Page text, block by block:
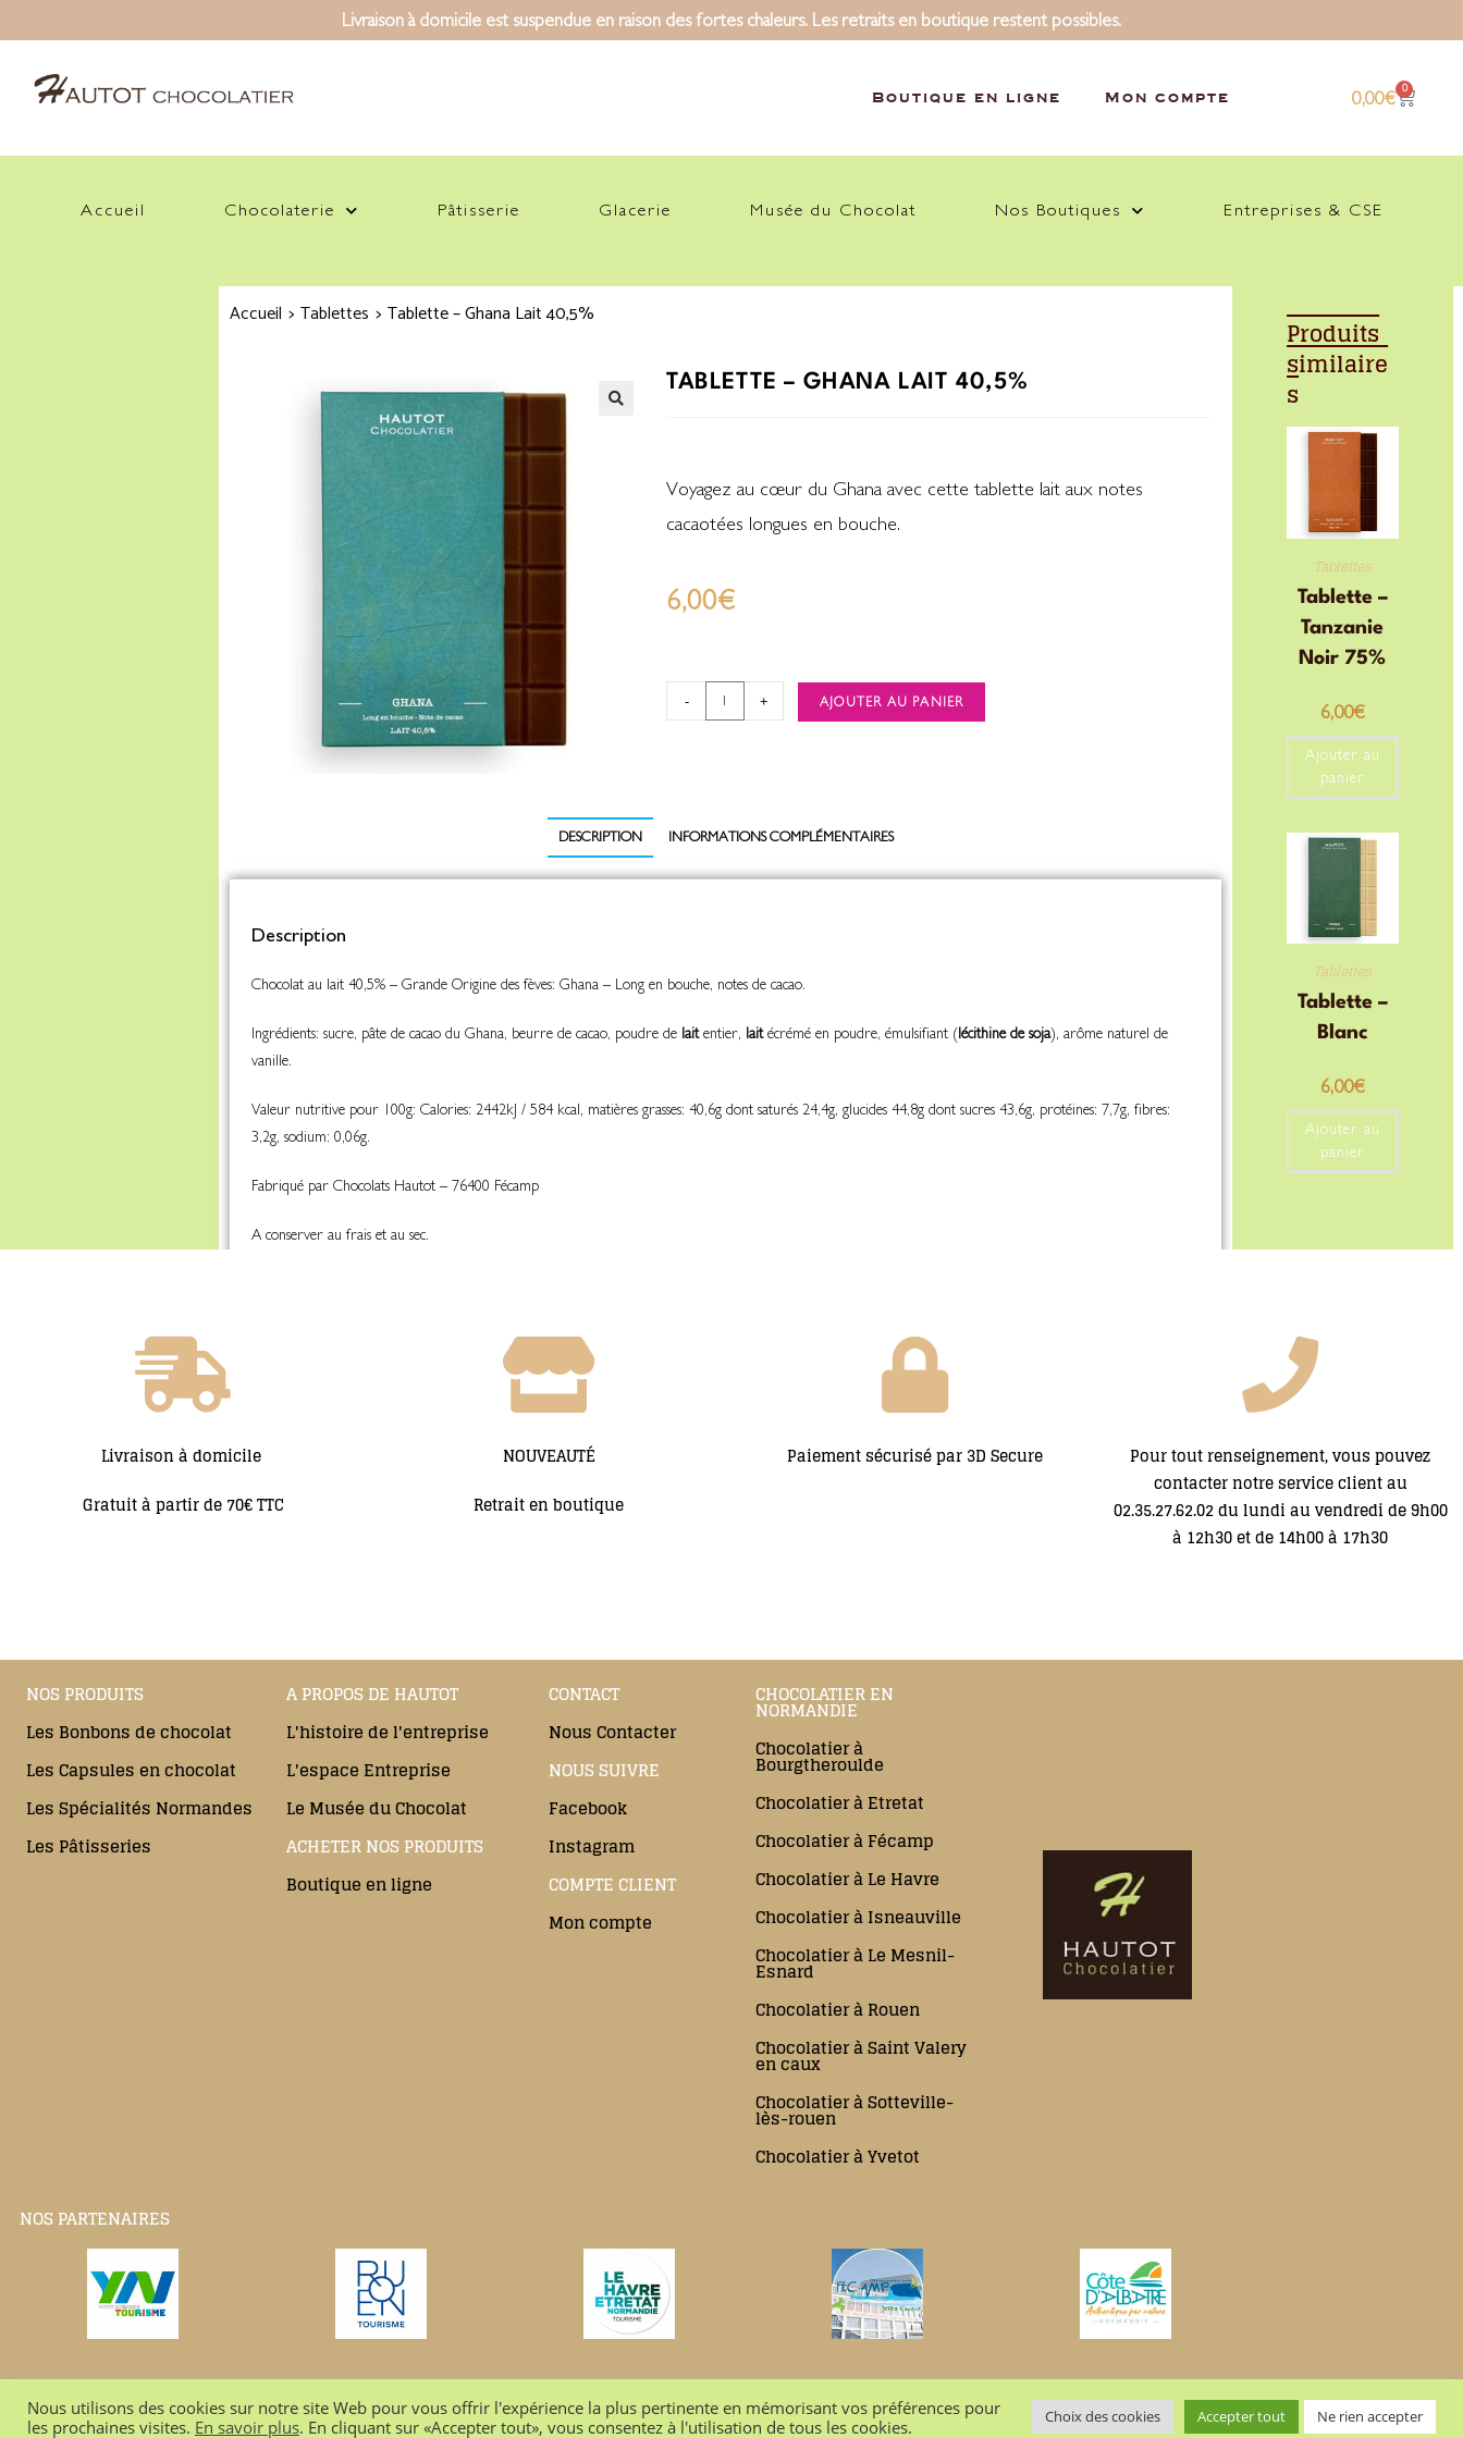
Livraison à domicile est suspendue en raison des fortes chaleurs. Les retraits en boutique restent possibles.
Boutique en ligne Mon compte 0,00€
0
Accueil Chocolaterie Pâtisserie Glacerie Musée du Chocolat Nos Boutiques Entreprises & CSE
Accueil > Tablettes > Tablette – Ghana Lait 40,5%
TABLETTE – GHANA LAIT 40,5%
Voyagez au cœur du Ghana avec cette tablette lait aux notes
cacaotées longues en bouche.
6,00€
- + AJOUTER AU PANIER
DESCRIPTION INFORMATIONS COMPLÉMENTAIRES
Description
Chocolat au lait 40,5% – Grande Origine des fèves: Ghana – Long en bouche, notes de cacao.
Ingrédients: sucre, pâte de cacao du Ghana, beurre de cacao, poudre de laitentier, laitécrémé en poudre, émulsifiant ( lécithine de soja), arôme naturel de
vanille.
Valeur nutritive pour 100g: Calories: 2442kJ / 584 kcal, matières grasses: 40,6g dont saturés 24,4g, glucides 44,8g dont sucres 43,6g, protéines: 7,7g, fibres:
3,2g, sodium: 0,06g.
Fabriqué par Chocolats Hautot – 76400 Fécamp
A conserver au frais et au sec.
Produits
similaire
s
Tablettes
Tablette –
Tanzanie
Noir 75%
6,00€
Ajouter au
panier
Tablettes
Tablette –
Blanc
6,00€
Ajouter au
panier
Livraison à domicile
Gratuit à partir de 70€ TTC
NOUVEAUTÉ
Retrait en boutique
Paiement sécurisé par 3D Secure
Pour tout renseignement, vous pouvez
contacter notre service client au
02.35.27.62.02du lundi au vendredi de 9h00
à 12h30 et de 14h00 à 17h30
NOS PRODUITS
Les Bonbons de chocolat
Les Capsules en chocolat
Les Spécialités Normandes
Les Pâtisseries
A PROPOS DE HAUTOT
L'histoire de l'entreprise
L'espace Entreprise
Le Musée du Chocolat
ACHETER NOS PRODUITS
Boutique en ligne
CONTACT
Nous Contacter
NOUS SUIVRE
Facebook
Instagram
COMPTE CLIENT
Mon compte
CHOCOLATIER EN
NORMANDIE
Chocolatier à
Bourgtheroulde
Chocolatier à Etretat
Chocolatier à Fécamp
Chocolatier à Le Havre
Chocolatier à Isneauville
Chocolatier à Le Mesnil-
Esnard
Chocolatier à Rouen
Chocolatier à Saint Valery
en caux
Chocolatier à Sotteville-
lès-rouen
Chocolatier à Yvetot
NOS PARTENAIRES
Tous droits réservés CHOCOLATS HAUTOT, 2018 – Conditions générales de ventes – Mentions Légales Politique de confidentialité
Nous utilisons des cookies sur notre site Web pour vous offrir l'expérience la plus pertinente en mémorisant vos préférences pour
les prochaines visites. En savoir plus. En cliquant sur «Accepter tout», vous consentez à l'utilisation de tous les cookies. Choix des cookies Accepter tout Ne rien accepter